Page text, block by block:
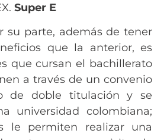
Super E
su parte, además de tener
que la anterior, es
que cursan el bachillerato
a través de un convenio
de doble titulación y se
universidad colombiana;
le permiten realizar una